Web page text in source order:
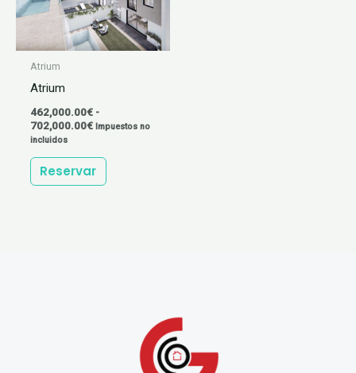
Atrium
Atrium
462,000.00€ -
702,000.00€ Impuestos no
incluidos
Reservar
Las
opciones
en
página
de